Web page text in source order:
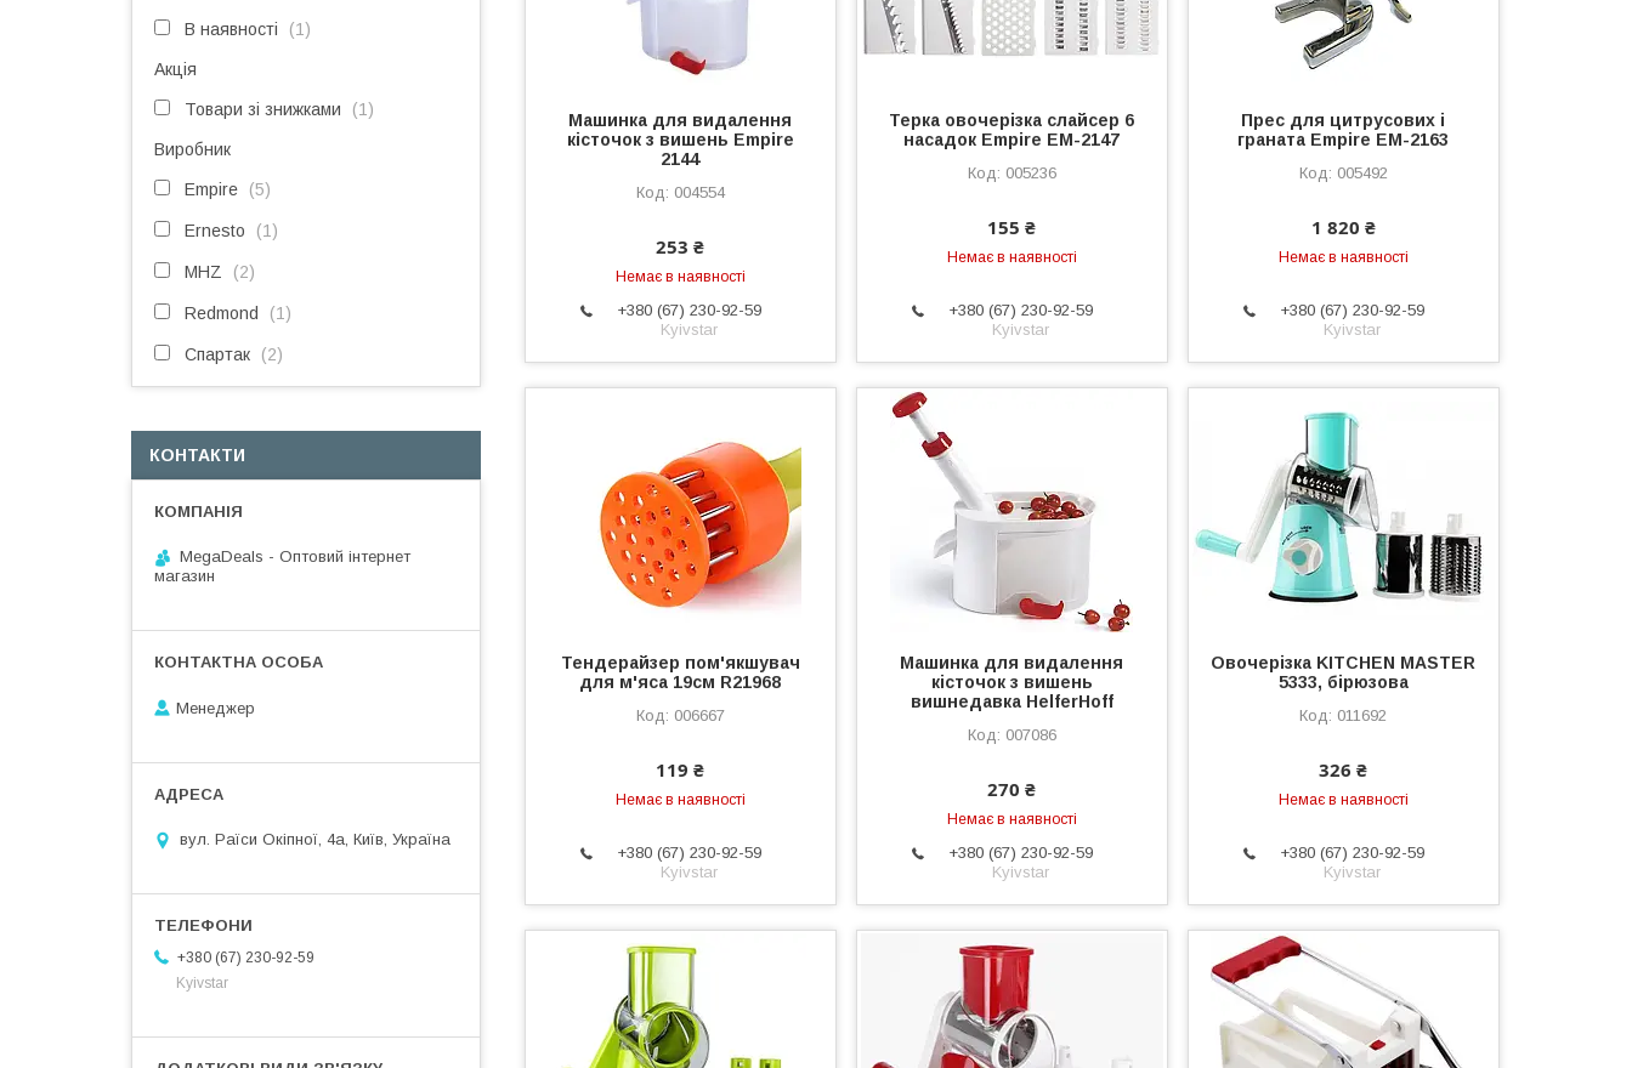
Машинка для видалення
кісточок з вишень Empire
2144
004554
253 ₴
Немає в наявності
+380 (67) 230-92-59
Kyivstar
Терка овочерізка слайсер 6
насадок Empire EM-2147
005236
155 ₴
Немає в наявності
+380 (67) 230-92-59
Kyivstar
Прес для цитрусових і
граната Empire EM-2163
005492
1 820 ₴
Немає в наявності
+380 (67) 230-92-59
Kyivstar
Тендерайзер пом'якшувач
для м'яса 19см R21968
006667
119 ₴
Немає в наявності
+380 (67) 230-92-59
Kyivstar
Машинка для видалення
кісточок з вишень
вишнедавка HelferHoff
007086
270 ₴
Немає в наявності
+380 (67) 230-92-59
Kyivstar
Овочерізка KITCHEN MASTER
5333, бірюзова
011692
326 ₴
Немає в наявності
+380 (67) 230-92-59
Kyivstar
В наявності 1
Акція
Товари зі знижками 1
Виробник
Empire 5
Ernesto 1
MHZ 2
Redmond 1
Спартак 2
КОНТАКТИ
MegaDeals - Оптовий інтернет
магазин
Менеджер
вул. Раїси Окіпної, 4а, Київ, Україна
+380 (67) 230-92-59
Kyivstar